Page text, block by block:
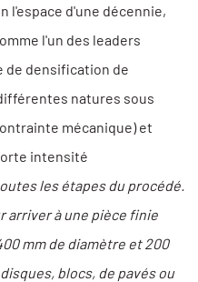
l'espace d'une décennie,
l'un des leaders
de densification de
natures sous
mécanique) et
intensité
les étapes du procédé.
arriver à une pièce finie
mm de diamètre et 200
blocs, de pavés ou